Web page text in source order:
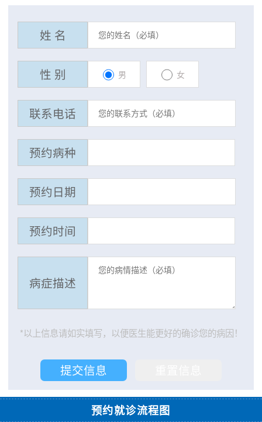
姓 名
性 别 男 女
联系电话
预约病种
预约日期
预约时间
病症描述
*以上信息请如实填写，以便医生能更好的确诊您的病因！
预约就诊流程图